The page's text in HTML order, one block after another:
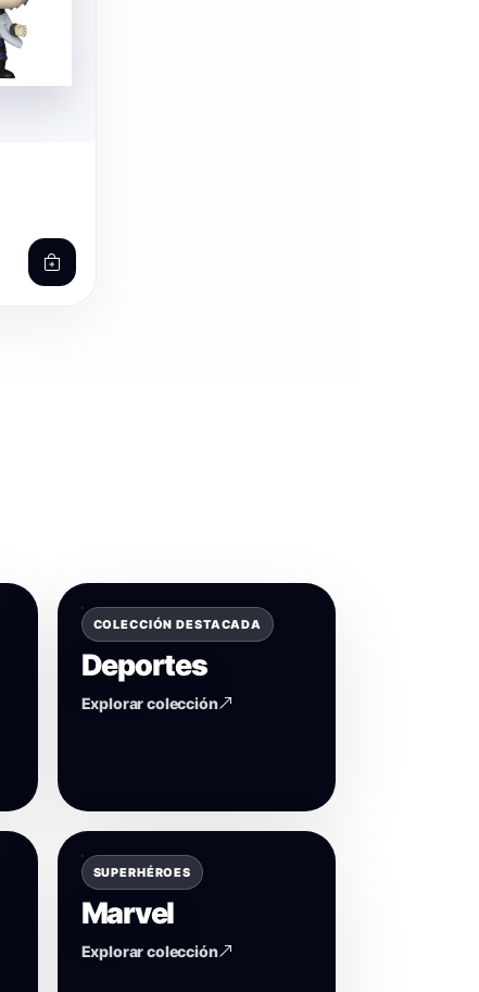
COLECCIÓN DESTACADA
Deportes
Explorar colección
SUPERHÉROES
Marvel
Explorar colección